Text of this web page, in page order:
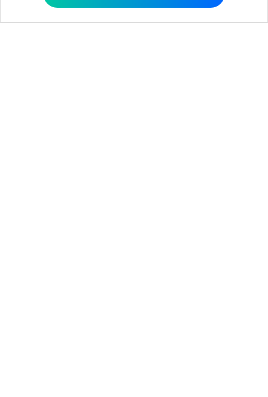
Открыть в MobileTrans
Открыть в MobileTrans